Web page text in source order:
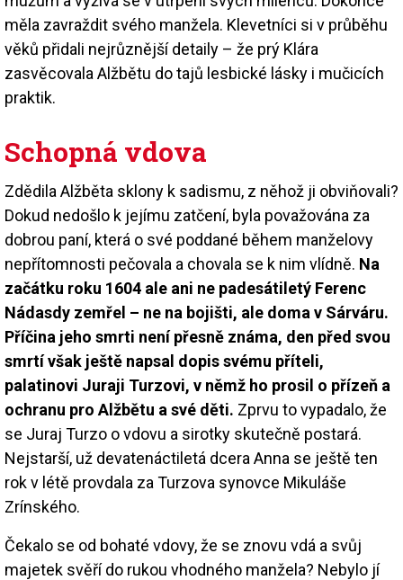
měla zavraždit svého manžela. Klevetníci si v průběhu
věků přidali nejrůznější detaily – že prý Klára
zasvěcovala Alžbětu do tajů lesbické lásky i mučicích
praktik.
Schopná vdova
Zdědila Alžběta sklony k sadismu, z něhož ji obviňovali?
Dokud nedošlo k jejímu zatčení, byla považována za
dobrou paní, která o své poddané během manželovy
nepřítomnosti pečovala a chovala se k nim vlídně. Na
začátku roku 1604 ale ani ne padesátiletý Ferenc
Nádasdy zemřel – ne na bojišti, ale doma v Sárváru.
Příčina jeho smrti není přesně známa, den před svou
smrtí však ještě napsal dopis svému příteli,
palatinovi Juraji Turzovi, v němž ho prosil o přízeň a
ochranu pro Alžbětu a své děti. Zprvu to vypadalo, že
se Juraj Turzo o vdovu a sirotky skutečně postará.
Nejstarší, už devatenáctiletá dcera Anna se ještě ten
rok v létě provdala za Turzova synovce Mikuláše
Zrínského.
Čekalo se od bohaté vdovy, že se znovu vdá a svůj
majetek svěří do rukou vhodného manžela? Nebylo jí